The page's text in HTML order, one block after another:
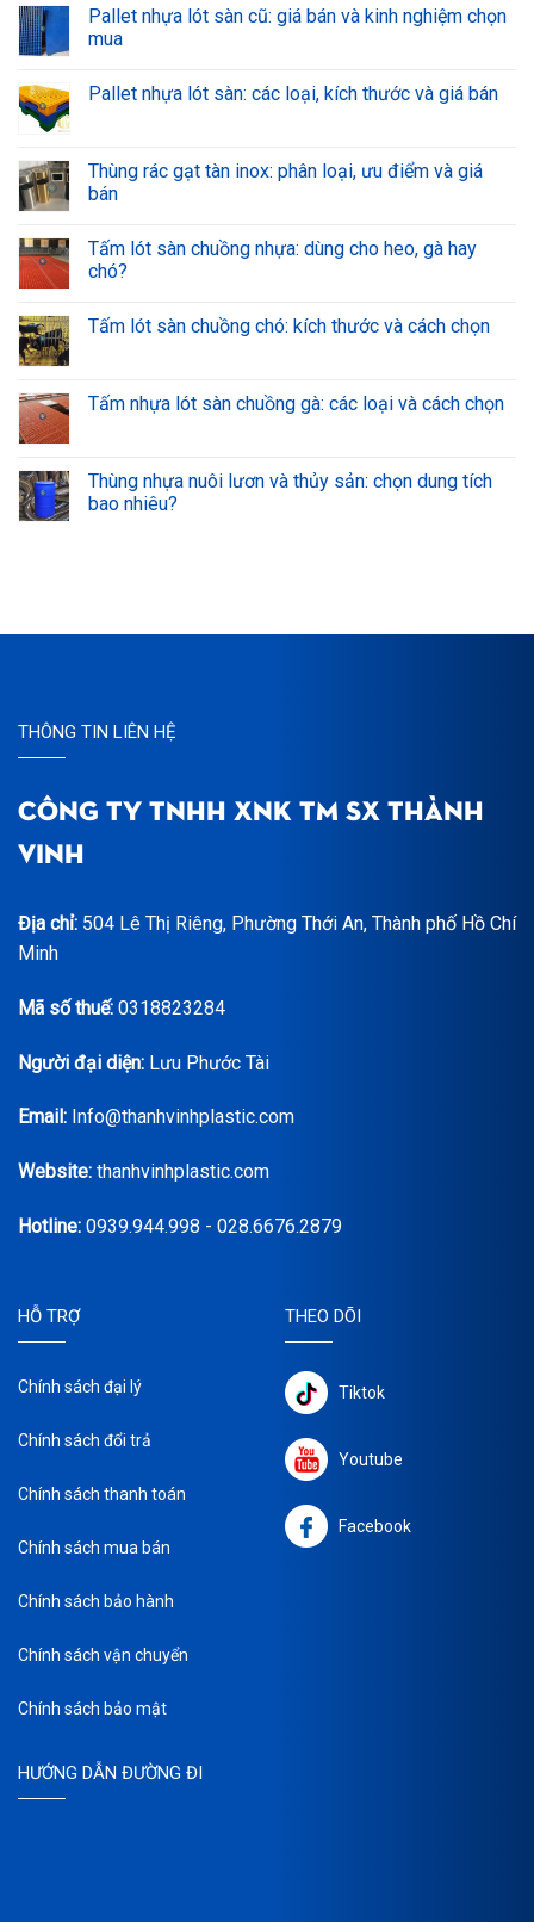
Pallet nhựa lót sàn cũ: giá bán và kinh nghiệm chọn
mua
Pallet nhựa lót sàn: các loại, kích thước và giá bán
Thùng rác gạt tàn inox: phân loại, ưu điểm và giá
bán
Tấm lót sàn chuồng nhựa: dùng cho heo, gà hay
chó?
Tấm lót sàn chuồng chó: kích thước và cách chọn
Tấm nhựa lót sàn chuồng gà: các loại và cách chọn
Thùng nhựa nuôi lươn và thủy sản: chọn dung tích
bao nhiêu?
THÔNG TIN LIÊN HỆ
CÔNG TY TNHH XNK TM SX THÀNH
VINH
Địa chỉ: 504 Lê Thị Riêng, Phường Thới An, Thành phố Hồ Chí
Minh
Mã số thuế: 0318823284
Người đại diện: Lưu Phước Tài
Email: Info@thanhvinhplastic.com
Website: thanhvinhplastic.com
Hotline: 0939.944.998 - 028.6676.2879
HỖ TRỢ
Chính sách đại lý
Chính sách đổi trả
Chính sách thanh toán
Chính sách mua bán
Chính sách bảo hành
Chính sách vận chuyển
Chính sách bảo mật
THEO DÕI
Tiktok
Youtube
Facebook
HƯỚNG DẪN ĐƯỜNG ĐI